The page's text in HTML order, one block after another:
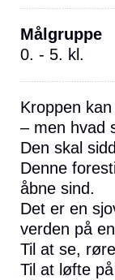
Målgruppe
0. - 5. kl.
Kroppen
– men hvad
Den skal
Denne
åbne sind.
Det er en
verden på
Til at se,
Til at løfte